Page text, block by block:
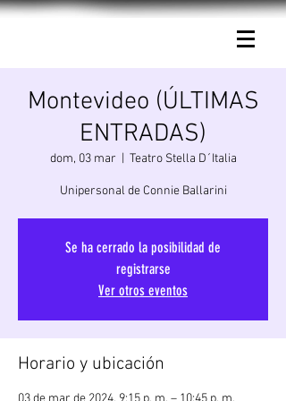
Montevideo (ÚLTIMAS
ENTRADAS)
dom, 03 mar Teatro Stella D´Italia
Unipersonal de Connie Ballarini
Se ha cerrado la posibilidad de
registrarse
Ver otros eventos
Horario y ubicación